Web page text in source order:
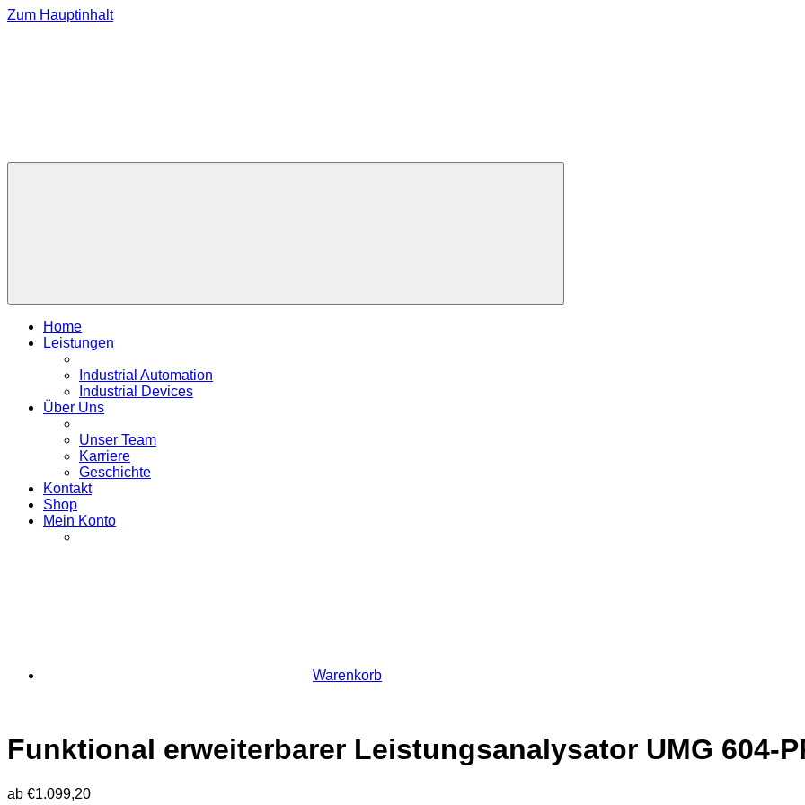
Zum Hauptinhalt
Home
Leistungen
Industrial Automation
Industrial Devices
Über Uns
Unser Team
Karriere
Geschichte
Kontakt
Shop
Mein Konto
Warenkorb
Funktional erweiterbarer Leistungsanalysator UMG 604-
ab €1.099,20